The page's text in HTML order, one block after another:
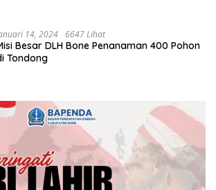
14, 2024 6647 Lihat
Besar DLH Bone Penanaman 400 Pohon
Tondong